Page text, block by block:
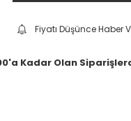
Fiyatı Düşünce Haber
Kadar Olan